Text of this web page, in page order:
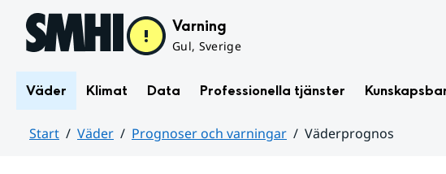
Hoppa till sidans innehåll Varning
Gul, Sverige
Väder Klimat Data Professionella tjänster
Start Väder Prognoser och varningar
Väderprognos
varningar